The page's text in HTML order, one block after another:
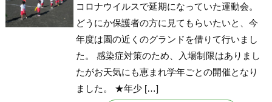
コロナウイルスで延期になっていた運動会。
どうにか保護者の方に見てもらいたいと、今
年度は園の近くのグランドを借りて行いまし
た。 感染症対策のため、入場制限はありまし
たがお天気にも恵まれ学年ごとの開催となり
ました。 ★年少 […]